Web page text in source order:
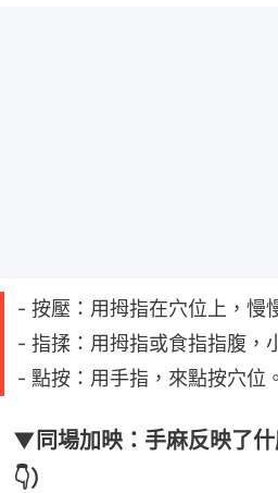
- 按壓：用拇指在穴位上，慢
- 指揉：用拇指或食指指腹，
- 點按：用手指，來點按穴位。
▼同場加映：手麻反映了什
👇）